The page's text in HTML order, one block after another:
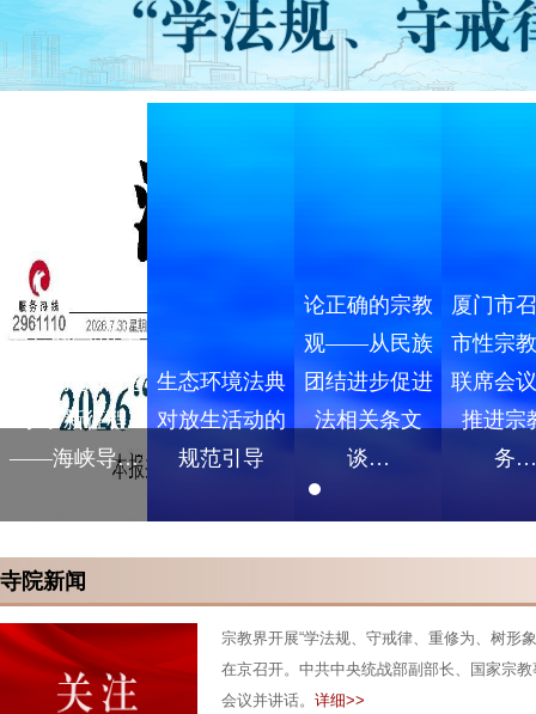
爱心助学|以大
爱守初心 点亮
学子新征程
——海峡导…
生态环境法典
对放生活动的
规范引导
论正确的宗教
观——从民族
团结进步促进
法相关条文
谈…
厦门市
市性宗
联席会
推进宗
务…
寺院新闻
宗教界开展“学法规、守戒律、重修为、树形
在京召开。中共中央统战部副部长、国家宗
会议并讲话。 详细>>